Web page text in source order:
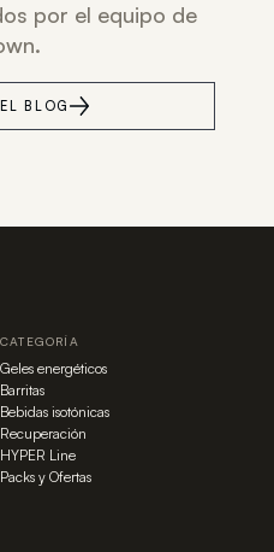
por el equipo de
BLOG
CATEGORÍA
Geles energéticos
Barritas
Bebidas isotónicas
Recuperación
HYPER Line
Packs y Ofertas